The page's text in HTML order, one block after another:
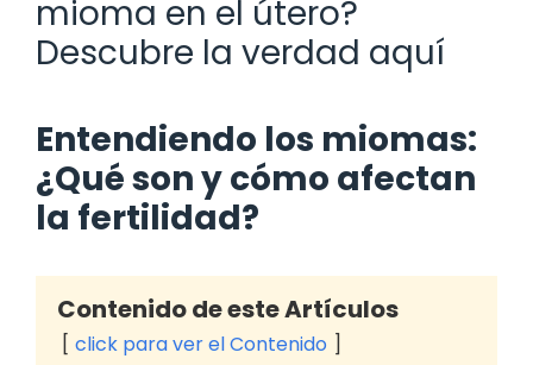
mioma en el útero?
Descubre la verdad aquí
Entendiendo los miomas:
¿Qué son y cómo afectan
la fertilidad?
Contenido de este Artículos
click para ver el Contenido